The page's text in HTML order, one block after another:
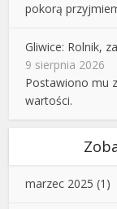
pokorą
Gliwice: Rolnik,
9 sierpnia 2026
Postawiono mu
wartości.
marzec 2025 (1)